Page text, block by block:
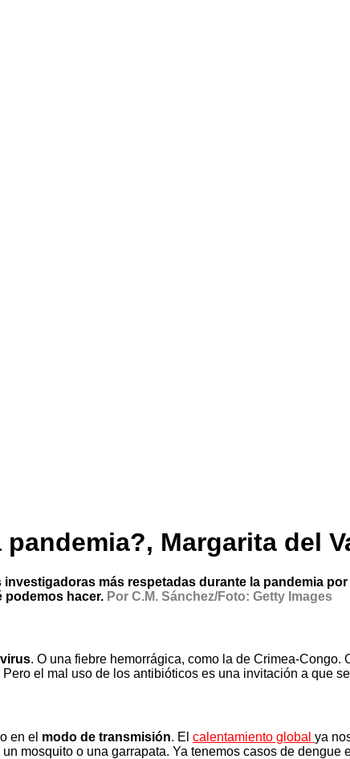
Margarita del
investigadoras más respetadas durante la pandemia
podemos hacer. Por C.M. Sánchez/Foto: Getty Images
. O una fiebre hemorrágica, como la de Crimea-
el mal uso de los antibióticos es una invitación a que
en el modo de transmisión. El calentamiento global ya
mosquito o una garrapata. Ya tenemos casos de